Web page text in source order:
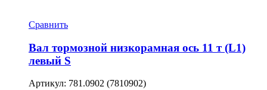
Сравнить
Вал тормозной низкорамная ось 11 т (L1)
левый S
Артикул: 781.0902 (7810902)